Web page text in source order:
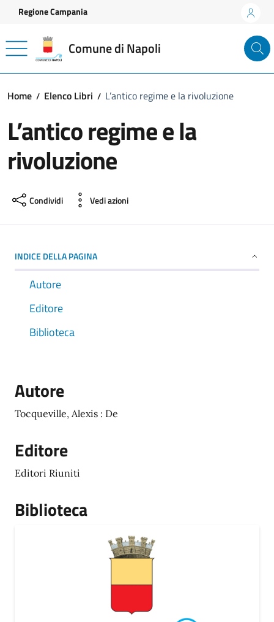
Vai ai contenuti
Vai al footer
Regione Campania
Comune di Napoli
Home Elenco Libri L’antico regime e la rivoluzione
L’antico regime e la
rivoluzione
Condividi Vedi azioni
INDICE DELLA PAGINA
Autore
Editore
Biblioteca
Autore
Tocqueville, Alexis : De
Editore
Editori Riuniti
Biblioteca